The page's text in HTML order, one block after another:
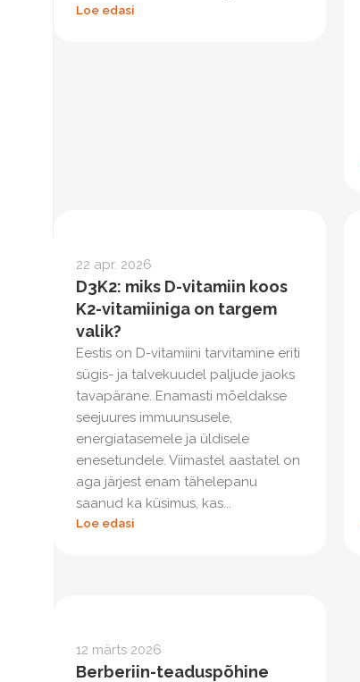
Loe edasi
22 apr. 2026
D3K2: miks D-vitamiin koos
K2-vitamiiniga on targem
valik?
Eestis on D-vitamiini tarvitamine eriti
sügis- ja talvekuudel paljude jaoks
tavapärane. Enamasti mõeldakse
seejuures immuunsusele,
energiatasemele ja üldisele
enesetundele. Viimastel aastatel on
aga järjest enam tähelepanu
saanud ka küsimus, kas...
Loe edasi
12 märts 2026
Berberiin-teaduspõhine